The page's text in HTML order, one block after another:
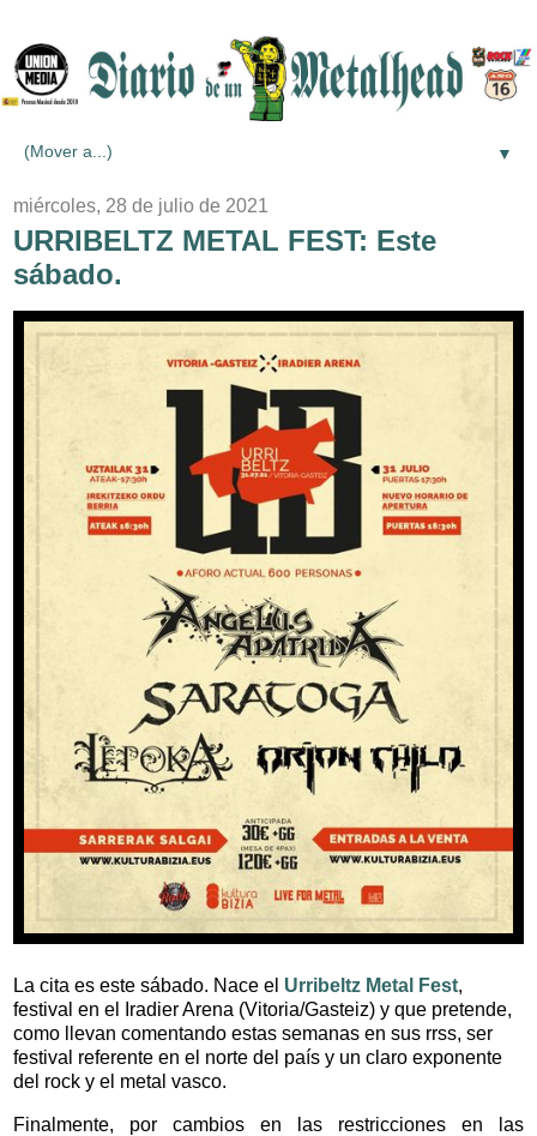
▼
miércoles, 28 de julio de 2021
URRIBELTZ METAL FEST: Este
sábado.
La cita es este sábado. Nace el Urribeltz Metal Fest,
festival en el Iradier Arena (Vitoria/Gasteiz) y que pretende,
como llevan comentando estas semanas en sus rrss, ser
festival referente en el norte del país y un claro exponente
del rock y el metal vasco.
Finalmente, por cambios en las restricciones en las